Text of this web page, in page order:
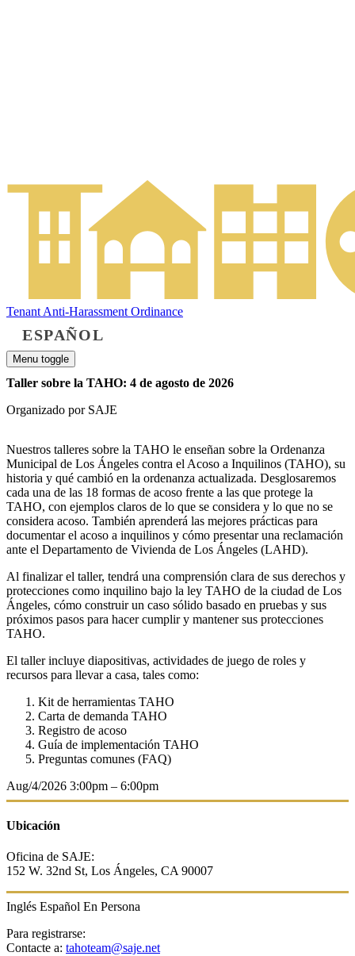
Tenant Anti-Harassment Ordinance
ESPAÑOL
Menu toggle
Taller sobre la TAHO: 4 de agosto de 2026
Organizado por SAJE
Aug/4/2026 3:00pm – 6:00pm
Ubicación
Oficina de SAJE:
152 W. 32nd St, Los Ángeles, CA 90007
Inglés Español En Persona
Para registrarse:
Contacte a: tahoteam@saje.net
Nuestros talleres sobre la TAHO le enseñan sobre la Ordenanza
Municipal de Los Ángeles contra el Acoso a Inquilinos (TAHO), su
historia y qué cambió en la ordenanza actualizada. Desglosaremos
cada una de las 18 formas de acoso frente a las que protege la
TAHO, con ejemplos claros de lo que se considera y lo que no se
considera acoso. También aprenderá las mejores prácticas para
documentar el acoso a inquilinos y cómo presentar una reclamación
ante el Departamento de Vivienda de Los Ángeles (LAHD).
Al finalizar el taller, tendrá una comprensión clara de sus derechos y
protecciones como inquilino bajo la ley TAHO de la ciudad de Los
Ángeles, cómo construir un caso sólido basado en pruebas y sus
próximos pasos para hacer cumplir y mantener sus protecciones
TAHO.
El taller incluye diapositivas, actividades de juego de roles y
recursos para llevar a casa, tales como:
Kit de herramientas TAHO
Carta de demanda TAHO
Registro de acoso
Guía de implementación TAHO
Preguntas comunes (FAQ)